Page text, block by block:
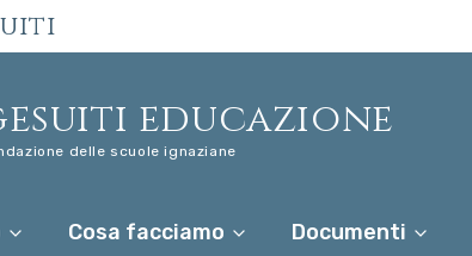
educazione
delle scuole ignaziane
Cosa facciamo Documenti